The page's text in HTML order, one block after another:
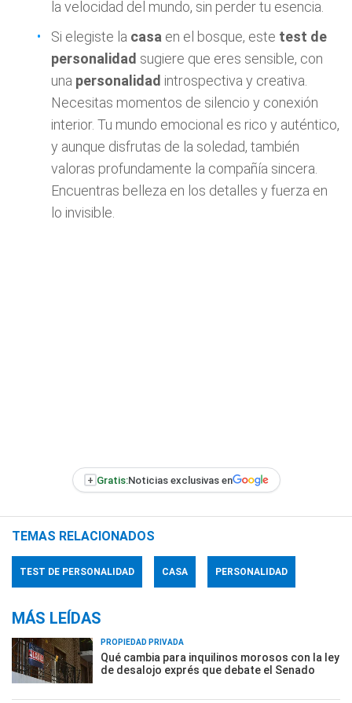
la velocidad del mundo, sin perder tu esencia.
Si elegiste la casa en el bosque, este test de
personalidad sugiere que eres sensible, con
una personalidad introspectiva y creativa.
Necesitas momentos de silencio y conexión
interior. Tu mundo emocional es rico y auténtico,
y aunque disfrutas de la soledad, también
valoras profundamente la compañía sincera.
Encuentras belleza en los detalles y fuerza en
lo invisible.
+ Gratis:Noticias exclusivas en
TEMAS RELACIONADOS
TEST DE PERSONALIDAD CASA PERSONALIDAD
MÁS LEÍDAS
PROPIEDAD PRIVADA
Qué cambia para inquilinos morosos con la ley
de desalojo exprés que debate el Senado